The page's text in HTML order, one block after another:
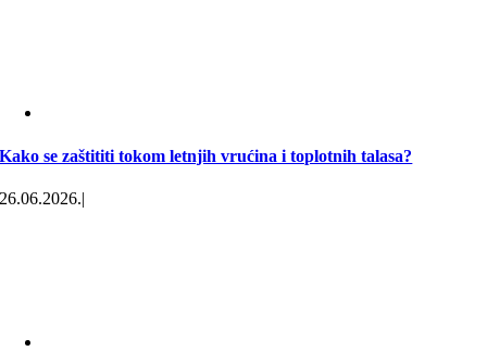
Kako se zaštititi tokom letnjih vrućina i toplotnih talasa?
26.06.2026.|